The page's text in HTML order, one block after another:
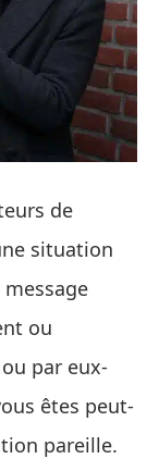
de
situation
ou
par eux-
êtes peut-
pareille.